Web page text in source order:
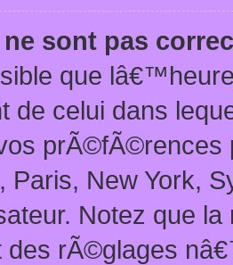
sont pas
que
de celui dans
prÃ©fÃ©rences
Paris, New York,
Notez que la
des rÃ©glages